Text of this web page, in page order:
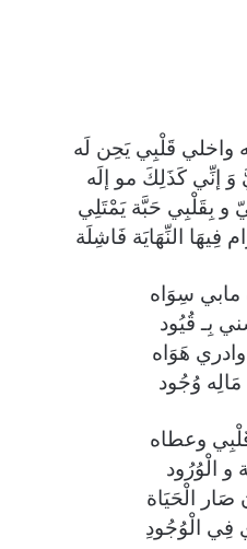
واخلي قَلْبِي يَحِن لَه
وَ إنِّي كَذَلِكَ مو إلَه
و بِقَلْبِي حَبَّة يَمْتَلِي
النِّهَايَة فَاشِلَة
سِوَاه
بِـ قُيُود
هَوَاه
وُجُود
وعطاه
و الْوُرُود
الْحَيَاة
فِي الْوُجُودِ